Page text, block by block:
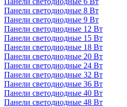
Панели светодиодные 8 Вт
Панели светодиодные 9 Вт
Панели светодиодные 12 Вт
Панели светодиодные 15 Вт
Панели светодиодные 18 Вт
Панели светодиодные 20 Вт
Панели светодиодные 24 Вт
Панели светодиодные 32 Вт
Панели светодиодные 36 Вт
Панели светодиодные 40 Вт
Панели светодиодные 48 Вт